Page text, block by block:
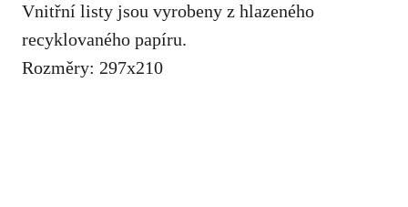
Vnitřní listy jsou vyrobeny z hlazeného
recyklovaného papíru.
Rozměry: 297x210